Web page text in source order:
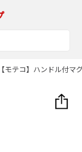
【モテコ】ハンドル付